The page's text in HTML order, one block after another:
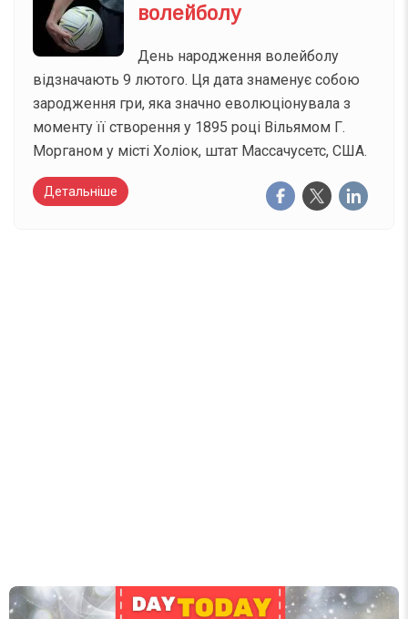
волейболу
День народження волейболу
відзначають 9 лютого. Ця дата знаменує собою
зародження гри, яка значно еволюціонувала з
моменту її створення у 1895 році Вільямом Г.
Морганом у місті Холіок, штат Массачусетс, США.
Детальніше